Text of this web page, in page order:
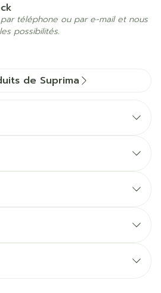
téléphone ou par e-mail et nous
possibilités.
de Suprima